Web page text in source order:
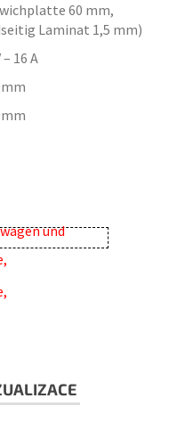
60 mm,
Laminat 1,5 mm)
– 16 A
mm
mm